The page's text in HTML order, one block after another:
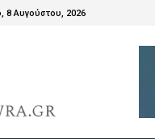
8 Αυγούστου, 2026